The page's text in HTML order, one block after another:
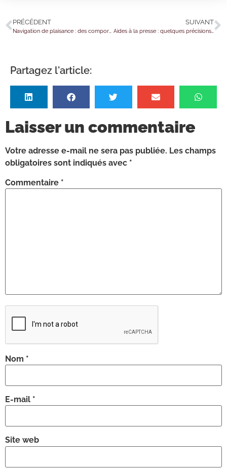
PRÉCÉDENT SUIVANT
Aides à la presse : quelques précisions…
Partagez l'article:
Laisser un commentaire
Votre adresse e-mail ne sera pas publiée. Les champs
obligatoires sont indiqués avec *
Commentaire *
Nom *
E-mail *
Site web